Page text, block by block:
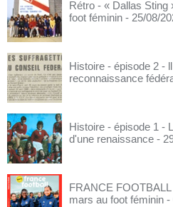
Rétro - « Dallas Sting
foot féminin - 25/08/
Histoire - épisode 2 -
reconnaissance
Histoire - épisode 1 -
d'une renaissance -
FRANCE
mars au foot féminin -